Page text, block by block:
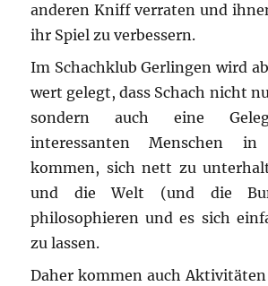
anderen Kniff verraten und
ihr Spiel zu verbessern.
Im Schachklub Gerlingen wird
wert gelegt, dass Schach nicht
sondern auch eine
interessanten Menschen
kommen, sich nett zu
und die Welt (und die
philosophieren und es sich
zu lassen.
Daher kommen auch